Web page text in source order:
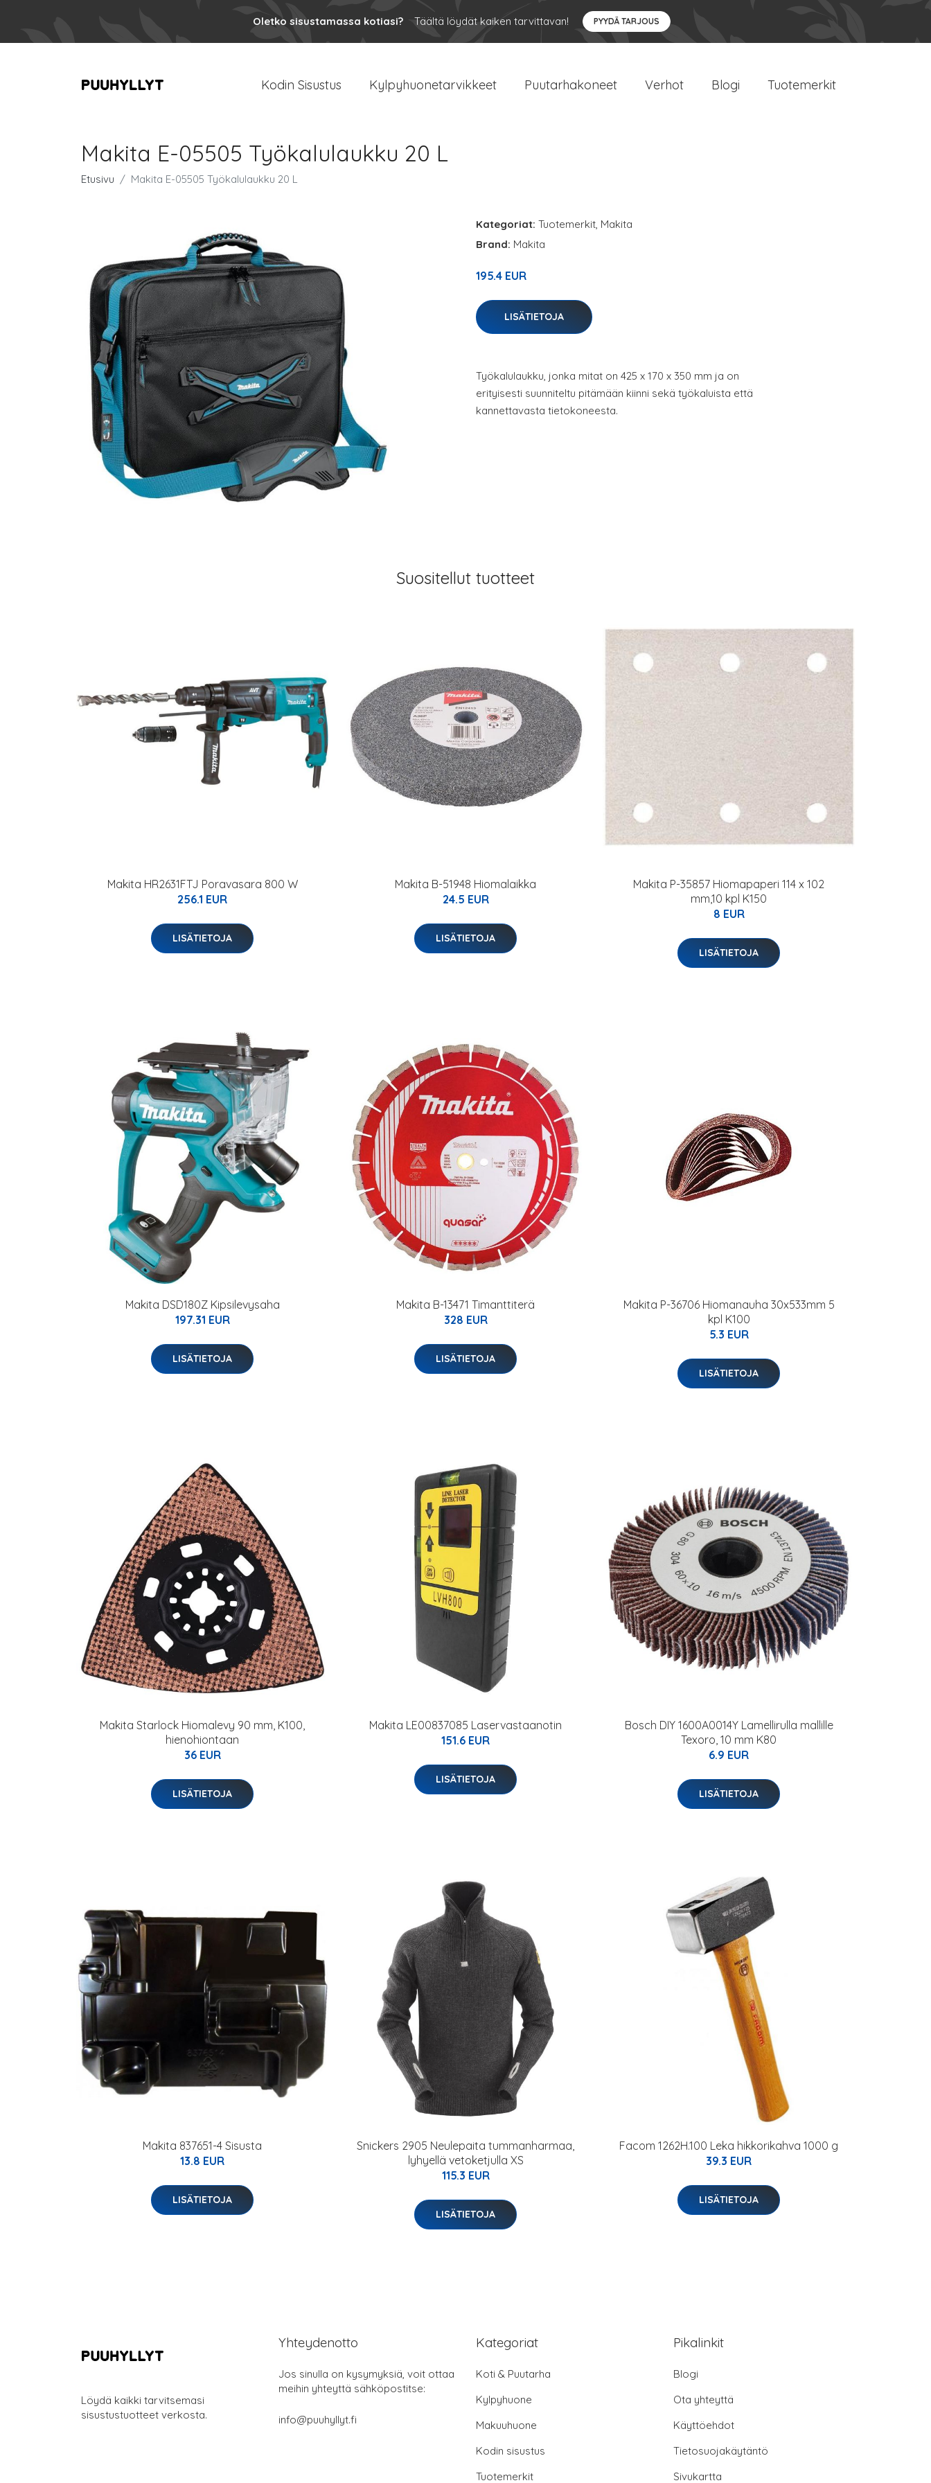
Oletko sisustamassa kotiasi? Täältä löydät kaiken tarvittavan! PYYDÄ TARJOUS
Kodin Sisustus Kylpyhuonetarvikkeet Puutarhakoneet Verhot Blogi Tuotemerkit
Makita E-05505 Työkalulaukku 20 L
Etusivu Makita E-05505 Työkalulaukku 20 L
Kategoriat: Tuotemerkit, Makita
Brand: Makita
195.4 EUR
LISÄTIETOJA
Työkalulaukku, jonka mitat on 425 x 170 x 350 mm ja on
erityisesti suunniteltu pitämään kiinni sekä työkaluista että
kannettavasta tietokoneesta.
Suositellut tuotteet
Makita HR2631FTJ Poravasara 800 W
256.1 EUR
LISÄTIETOJA
Makita B-51948 Hiomalaikka
24.5 EUR
LISÄTIETOJA
Makita P-35857 Hiomapaperi 114 x 102
mm,10 kpl K150
8 EUR
LISÄTIETOJA
Makita DSD180Z Kipsilevysaha
197.31 EUR
LISÄTIETOJA
Makita B-13471 Timanttiterä
328 EUR
LISÄTIETOJA
Makita P-36706 Hiomanauha 30x533mm 5
kpl K100
5.3 EUR
LISÄTIETOJA
Makita Starlock Hiomalevy 90 mm, K100,
hienohiontaan
36 EUR
LISÄTIETOJA
Makita LE00837085 Laservastaanotin
151.6 EUR
LISÄTIETOJA
Bosch DIY 1600A0014Y Lamellirulla mallille
Texoro, 10 mm K80
6.9 EUR
LISÄTIETOJA
Makita 837651-4 Sisusta
13.8 EUR
LISÄTIETOJA
Snickers 2905 Neulepaita tummanharmaa,
lyhyellä vetoketjulla XS
115.3 EUR
LISÄTIETOJA
Facom 1262H.100 Leka hikkorikahva 1000 g
39.3 EUR
LISÄTIETOJA
Löydä kaikki tarvitsemasi
sisustustuotteet verkosta.
Yhteydenotto
Jos sinulla on kysymyksiä, voit ottaa
meihin yhteyttä sähköpostitse:
info@puuhyllyt.fi
Kategoriat
Koti & Puutarha
Kylpyhuone
Makuuhuone
Kodin sisustus
Tuotemerkit
Pikalinkit
Blogi
Ota yhteyttä
Käyttöehdot
Tietosuojakäytäntö
Sivukartta